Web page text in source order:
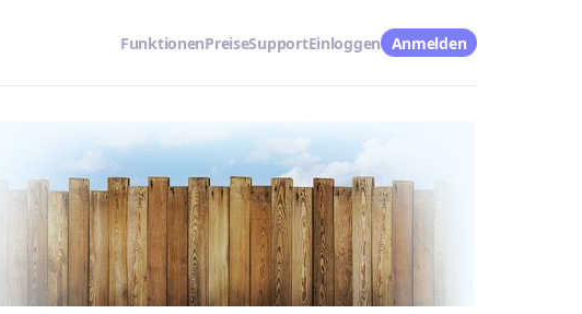
FunktionenPreiseSupportEinloggen Anmelden